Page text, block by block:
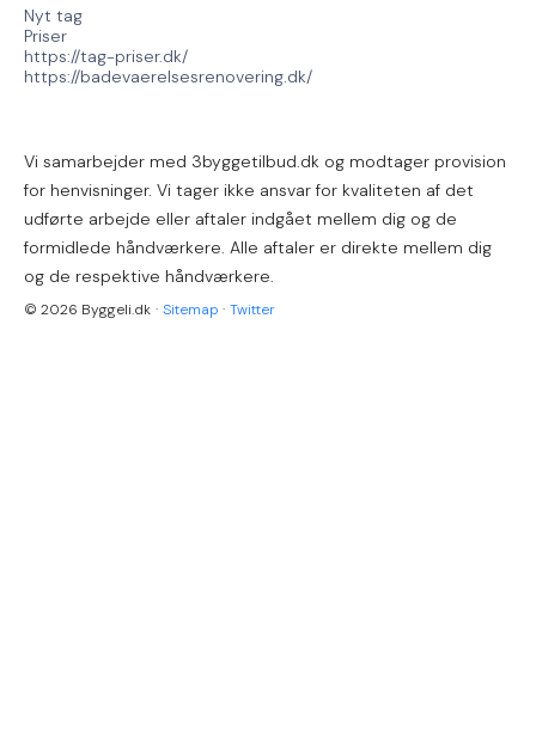
Nyt tag
Priser
https://tag-priser.dk/
https://badevaerelsesrenovering.dk/
Vi samarbejder med 3byggetilbud.dk og modtager provision
for henvisninger. Vi tager ikke ansvar for kvaliteten af det
udførte arbejde eller aftaler indgået mellem dig og de
formidlede håndværkere. Alle aftaler er direkte mellem dig
og de respektive håndværkere.
© 2026 Byggeli.dk · Sitemap · Twitter